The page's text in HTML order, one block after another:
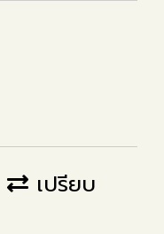
เปรียบ